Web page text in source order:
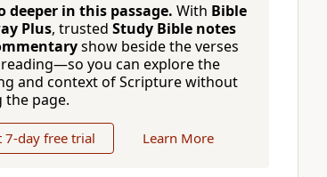
deeper in this passage. With Bible
Plus, trusted Study Bible notes
show beside the verses
you can explore the
and context of Scripture without
the page.
7-day free trial Learn More